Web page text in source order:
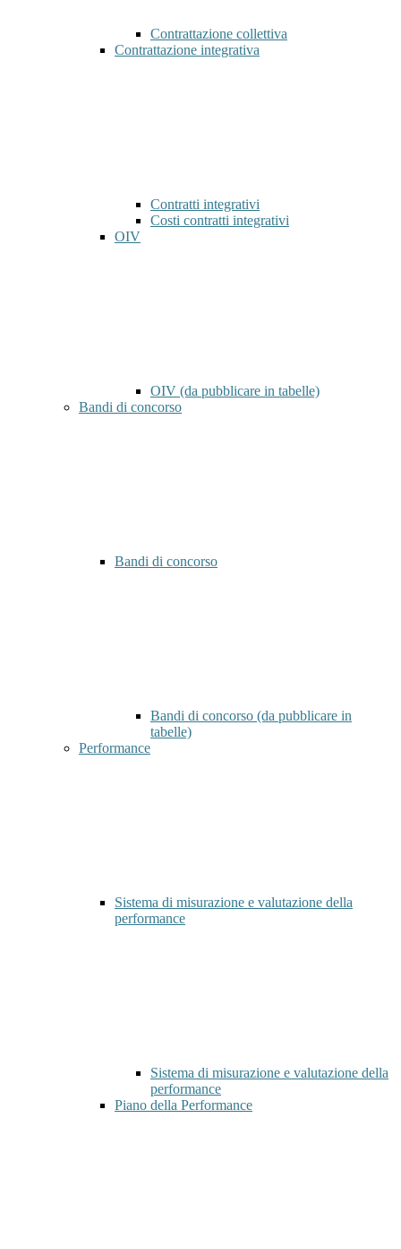
Contrattazione collettiva
Contrattazione integrativa
Contratti integrativi
Costi contratti integrativi
OIV
OIV (da pubblicare in tabelle)
Bandi di concorso
Bandi di concorso
Bandi di concorso (da pubblicare in
tabelle)
Performance
Sistema di misurazione e valutazione della
performance
Sistema di misurazione e valutazione della
performance
Piano della Performance